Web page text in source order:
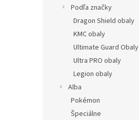
Podľa značky
Dragon Shield obaly
KMC obaly
Ultimate Guard Obaly
Ultra PRO obaly
Legion obaly
Alba
Pokémon
Špeciálne